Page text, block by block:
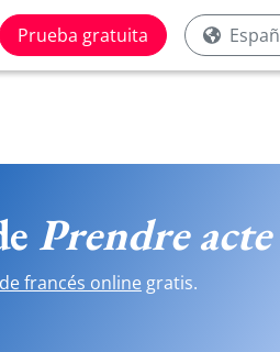
Prueba gratuita
Prendre acte
francés online gratis.